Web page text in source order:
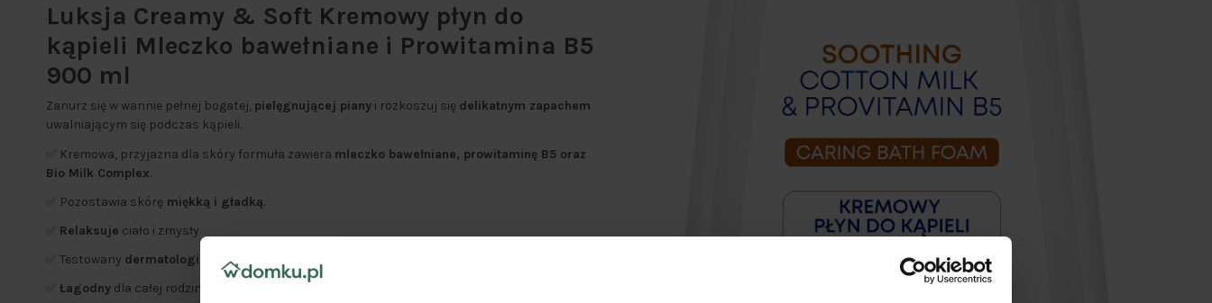
Luksja Creamy & Soft Kremowy płyn do
kąpieli Mleczko bawełniane i Prowitamina B5
900 ml
Zanurz się w wannie pełnej bogatej, pielęgnującej piany i rozkoszuj się delikatnym zapachem
uwalniającym się podczas kąpieli.
✅ Kremowa, przyjazna dla skóry formuła zawiera mleczko bawełniane, prowitaminę B5 oraz
Bio Milk Complex.
✅ Pozostawia skórę miękką i gładką.
Relaksuje ciało i zmysły
✅ Testowany dermatologicznie.
Łagodny dla całej rodziny.